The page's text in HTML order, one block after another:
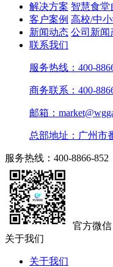
解决方案 智慧食堂
客户案例 高校/中
新闻动态 公司新闻
联系我们
服务热线：400-
商务联系：400-
邮箱：
总部地址：广州市
服务热线：400-8866-852
官方微信
关于我们
关于我们